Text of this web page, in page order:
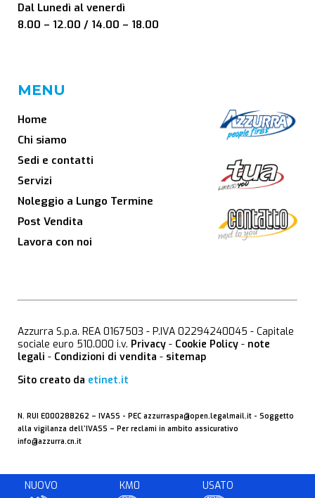
NUOVO KM0 USATO
Dal Lunedì al venerdì
8.00 – 12.00 / 14.00 – 18.00
MENU
Home
Chi siamo
Sedi e contatti
Servizi
Noleggio a Lungo Termine
Post Vendita
Lavora con noi
Azzurra S.p.a. REA 0167503 - P.IVA 02294240045 - Capitale
sociale euro 510.000 i.v. Privacy - Cookie Policy - note
legali - Condizioni di vendita - sitemap
Sito creato da etinet.it
N. RUI E000288262 – IVASS - PEC azzurraspa@open.legalmail.it - Soggetto
alla vigilanza dell’IVASS – Per reclami in ambito assicurativo
info@azzurra.cn.it